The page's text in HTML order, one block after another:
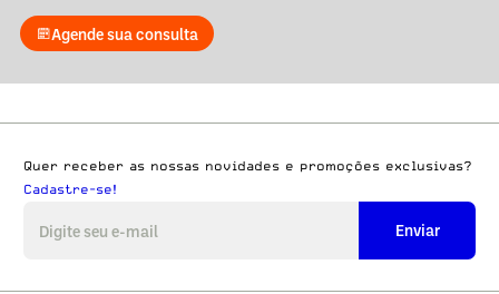
Agende sua consulta
Quer receber as nossas novidades e promoções exclusivas?
Cadastre-se!
Enviar